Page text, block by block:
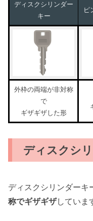
ディスクシリンダー
キー
ピ
外枠の両端が非対称
で
ギザギザした形
ディスクシ
ディスクシリンダーキ
称でギザギザしていま